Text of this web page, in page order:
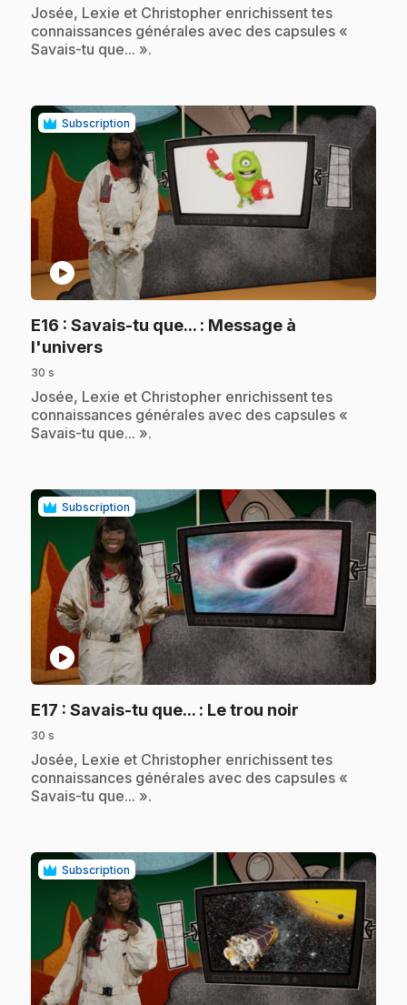
.Josée, Lexie et Christopher enrichissent tes
connaissances générales avec des capsules «
Savais-tu que... ».
Subscription
play_circle
E16 : Savais-tu que... : Message à
l'univers.
30 s
.Josée, Lexie et Christopher enrichissent tes
connaissances générales avec des capsules «
Savais-tu que... ».
Subscription
play_circle
E17 : Savais-tu que... : Le trou noir
30 s
.Josée, Lexie et Christopher enrichissent tes
connaissances générales avec des capsules «
Savais-tu que... ».
Subscription